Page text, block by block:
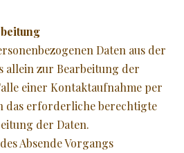
Daten aus der
allein zur Bearbeitung der
einer Kontaktaufnahme per
das erforderliche berechtigte
der Daten.
Absende Vorgangs